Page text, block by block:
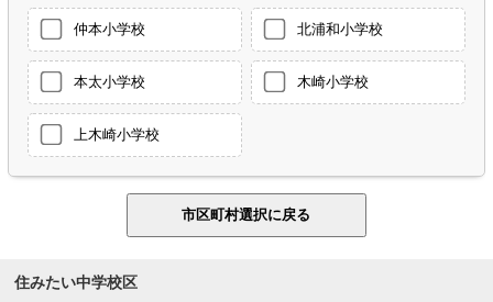
仲本小学校 北浦和小学校
本太小学校 木崎小学校
上木崎小学校
住みたい中学校区